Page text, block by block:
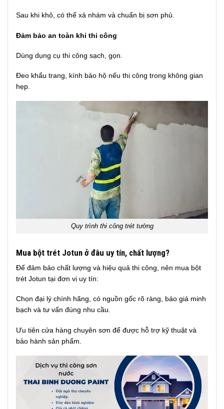
Sau khi khô, có thể xả nhám và chuẩn bị sơn phủ.
Đảm bảo an toàn khi thi công
Dùng dụng cụ thi công sạch, gọn.
Đeo khẩu trang, kính bảo hộ nếu thi công trong không gian
hẹp.
Quy trình thi công trét tường
Mua bột trét Jotun ở đâu uy tín, chất lượng?
Để đảm bảo chất lượng và hiệu quả thi công, nên mua bột
trét Jotun tại đơn vị uy tín:
Chọn đại lý chính hãng, có nguồn gốc rõ ràng, báo giá minh
bạch và tư vấn đúng nhu cầu.
Ưu tiên cửa hàng chuyên sơn để được hỗ trợ kỹ thuật và
bảo hành sản phẩm.